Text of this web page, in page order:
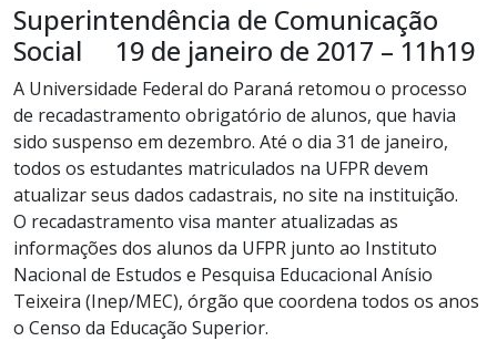
Superintendência de Comunicação
Social
19 de janeiro de 2017 – 11h19
A Universidade Federal do Paraná retomou o processo
de recadastramento obrigatório de alunos, que havia
sido suspenso em dezembro. Até o dia 31 de janeiro,
todos os estudantes matriculados na UFPR devem
atualizar seus dados cadastrais, no site na instituição.
O recadastramento visa manter atualizadas as
informações dos alunos da UFPR junto ao Instituto
Nacional de Estudos e Pesquisa Educacional Anísio
Teixeira (Inep/MEC), órgão que coordena todos os anos
o Censo da Educação Superior.